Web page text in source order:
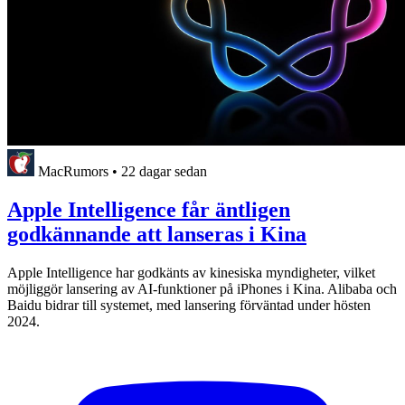
MacRumors • 22 dagar sedan
Apple Intelligence får äntligen
godkännande att lanseras i Kina
Apple Intelligence har godkänts av kinesiska myndigheter, vilket
möjliggör lansering av AI-funktioner på iPhones i Kina. Alibaba och
Baidu bidrar till systemet, med lansering förväntad under hösten
2024.